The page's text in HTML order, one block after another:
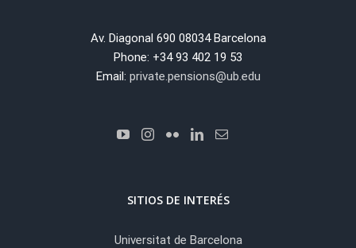
Av. Diagonal 690 08034 Barcelona
Phone: +34 93 402 19 53
Email: private.pensions@ub.edu
SITIOS DE INTERÉS
Universitat de Barcelona